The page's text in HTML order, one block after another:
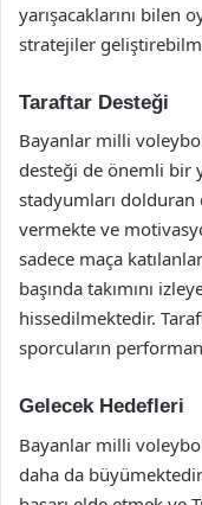
yarışacaklarını bilen
stratejiler
Taraftar Desteği
Bayanlar milli voleybol
desteği de önemli bir
stadyumları
vermekte ve
sadece maça
başında takımını
hissedilmektedir.
sporcuların
Gelecek Hedefleri
Bayanlar milli
daha da